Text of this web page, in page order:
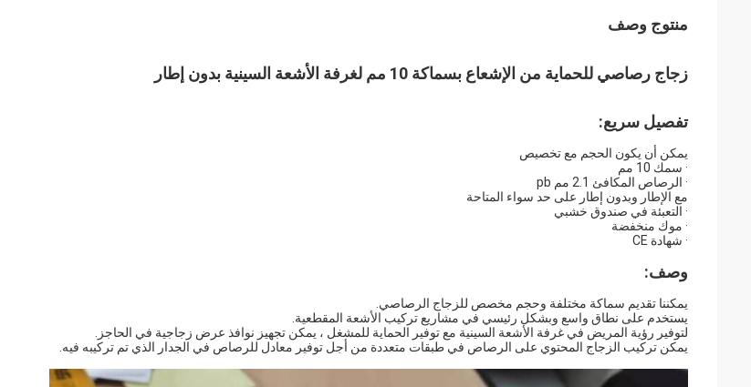
منتوج وصف
زجاج رصاصي للحماية من الإشعاع بسماكة 10 مم لغرفة الأشعة السينية بدون إطار
تفصيل سريع:
يمكن أن يكون الحجم مع تخصيص
· سمك 10 مم
· الرصاص المكافئ 2.1 مم pb
مع الإطار وبدون إطار على حد سواء المتاحة
· التعبئة في صندوق خشبي
· موك منخفضة
· شهادة CE
وصف:
يمكننا تقديم سماكة مختلفة وحجم مخصص للزجاج الرصاصي.
يستخدم على نطاق واسع وبشكل رئيسي في مشاريع تركيب الأشعة المقطعية.
لتوفير رؤية المريض في غرفة الأشعة السينية مع توفير الحماية للمشغل ، يمكن تجهيز نوافذ عرض زجاجية في الحاجز.
يمكن تركيب الزجاج المحتوي على الرصاص في طبقات متعددة من أجل توفير معادل للرصاص في الجدار الذي تم تركيبه فيه.